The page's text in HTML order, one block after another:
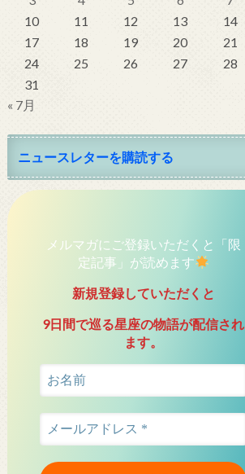
10
11 12 13 14
17
18 19 20 21
24
25 26 27 28
31
« 7月
ニュースレターを購読する
メルマガにご登録いただくと「限
定記事」が読めます
新規登録していただくと
9日間で巡る星座の物語が配信され
ます。